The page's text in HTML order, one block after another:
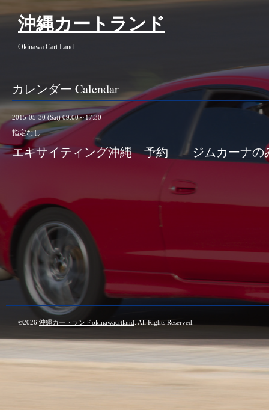
沖縄カートランド
Okinawa Cart Land
カレンダー Calendar
2015-05-30 (Sat) 09:00～17:30
指定なし
エキサイティング沖縄 予約 ジムカーナの
©2026 沖縄カートランドokinawacrtland . All Rights Reserved.